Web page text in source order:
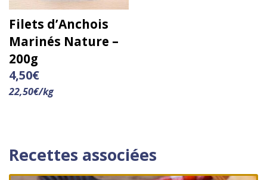
Filets d’Anchois
Marinés Nature –
200g
4,50€
22,50€/kg
Recettes associées